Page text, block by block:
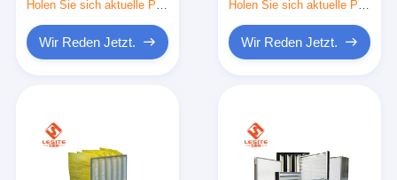
Wir Reden Jetzt. Wir Reden Jetzt.